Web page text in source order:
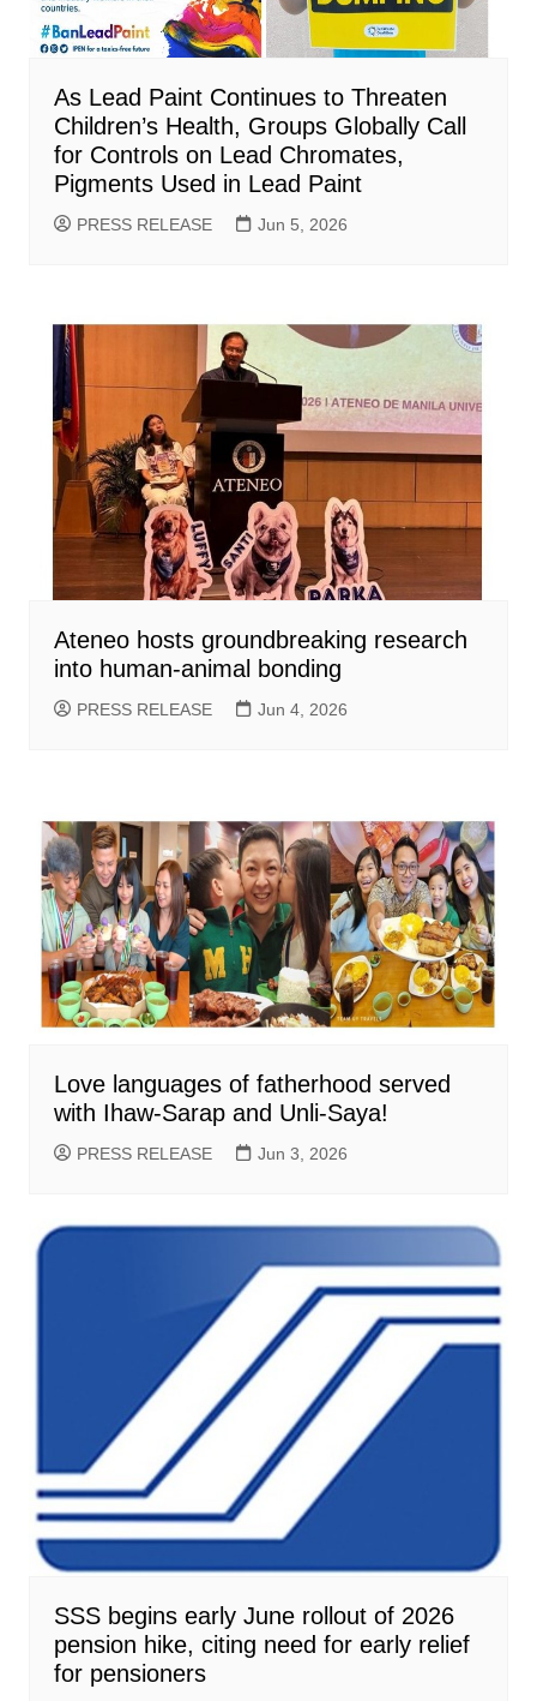
As Lead Paint Continues to Threaten
Children’s Health, Groups Globally Call
for Controls on Lead Chromates,
Pigments Used in Lead Paint
PRESS RELEASE Jun 5, 2026
Ateneo hosts groundbreaking research
into human-animal bonding
PRESS RELEASE Jun 4, 2026
Love languages of fatherhood served
with Ihaw-Sarap and Unli-Saya!
PRESS RELEASE Jun 3, 2026
SSS begins early June rollout of 2026
pension hike, citing need for early relief
for pensioners